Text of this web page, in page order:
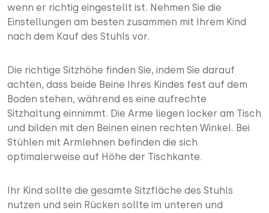
wenn er richtig eingestellt ist. Nehmen Sie die
Einstellungen am besten zusammen mit Ihrem Kind
nach dem Kauf des Stuhls vor.
Die richtige Sitzhöhe finden Sie, indem Sie darauf
achten, dass beide Beine Ihres Kindes fest auf dem
Boden stehen, während es eine aufrechte
Sitzhaltung einnimmt. Die Arme liegen locker am Tisch
und bilden mit den Beinen einen rechten Winkel. Bei
Stühlen mit Armlehnen befinden die sich
optimalerweise auf Höhe der Tischkante.
Ihr Kind sollte die gesamte Sitzfläche des Stuhls
nutzen und sein Rücken sollte im unteren und